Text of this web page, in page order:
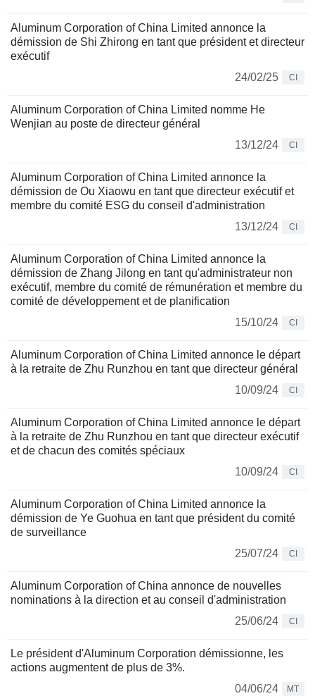
Aluminum Corporation of China Limited annonce la
démission de Shi Zhirong en tant que président et directeur
exécutif
24/02/25
CI
Aluminum Corporation of China Limited nomme He
Wenjian au poste de directeur général
13/12/24
CI
Aluminum Corporation of China Limited annonce la
démission de Ou Xiaowu en tant que directeur exécutif et
membre du comité ESG du conseil d'administration
13/12/24
CI
Aluminum Corporation of China Limited annonce la
démission de Zhang Jilong en tant qu'administrateur non
exécutif, membre du comité de rémunération et membre du
comité de développement et de planification
15/10/24
CI
Aluminum Corporation of China Limited annonce le départ
à la retraite de Zhu Runzhou en tant que directeur général
10/09/24
CI
Aluminum Corporation of China Limited annonce le départ
à la retraite de Zhu Runzhou en tant que directeur exécutif
et de chacun des comités spéciaux
10/09/24
CI
Aluminum Corporation of China Limited annonce la
démission de Ye Guohua en tant que président du comité
de surveillance
25/07/24
CI
Aluminum Corporation of China annonce de nouvelles
nominations à la direction et au conseil d'administration
25/06/24
CI
Le président d'Aluminum Corporation démissionne, les
actions augmentent de plus de 3%.
04/06/24
MT